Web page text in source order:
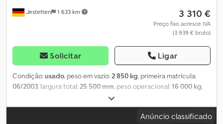
Jestetten 1 633 km 3 310 €
Preço fixo acresce IVA
(3 939 € bruto)
Solicitar Ligar
Condição:usado, peso em vazio:2 850 kg, primeira matrícula:
06/2003, largura total:25 500 mm, peso operacional:16 000 kg,
Anúncio classificado